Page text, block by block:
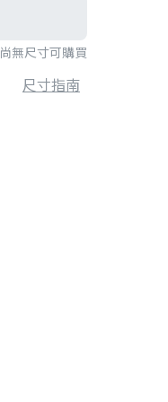
尚無尺寸可購買
尺寸指南